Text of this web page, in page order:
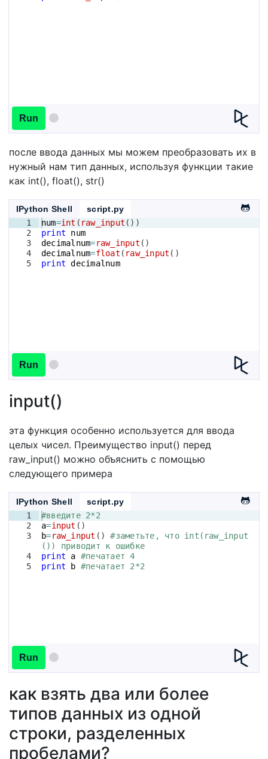
Run
после ввода данных мы можем преобразовать их в
нужный нам тип данных, используя функции такие
как int(), float(), str()
IPython Shell
script.py
1
2
3
4
5
num=int ( raw_input ( ))
print
num
decimalnum=raw_input ( )
decimalnum=float ( raw_input ( )
print decimalnum
Run
input()
эта функция особенно используется для ввода
целых чисел. Преимущество input() перед
raw_input() можно объяснить с помощью
следующего примера
IPython Shell
script.py
1
2
3
4
5
#введите 2*2
a=input ( )
b=raw_input ( )
#заметьте, что int(raw_input
()) приводит к ошибке
print
a #печатает 4
print
b #печатает 2*2
Run
как взять два или более
типов данных из одной
строки, разделенных
пробелами?